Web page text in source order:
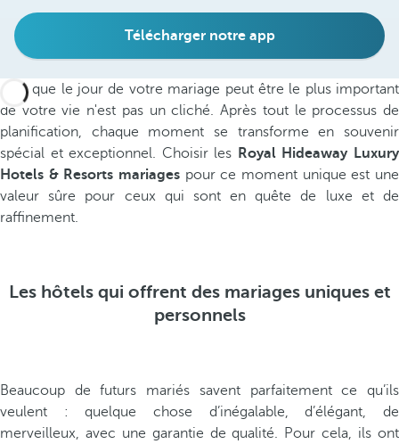
Télécharger notre app
Dire que le jour de votre mariage peut être le plus important
de votre vie n'est pas un cliché. Après tout le processus de
planification, chaque moment se transforme en souvenir
spécial et exceptionnel. Choisir les Royal Hideaway Luxury
Hotels & Resorts mariages pour ce moment unique est une
valeur sûre pour ceux qui sont en quête de luxe et de
raffinement.
Les hôtels qui offrent des mariages uniques et
personnels
Beaucoup de futurs mariés savent parfaitement ce qu’ils
veulent : quelque chose d’inégalable, d’élégant, de
merveilleux, avec une garantie de qualité. Pour cela, ils ont